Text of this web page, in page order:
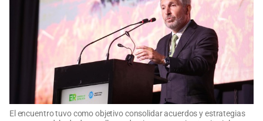
El encuentro tuvo como objetivo consolidar acuerdos y estrategias